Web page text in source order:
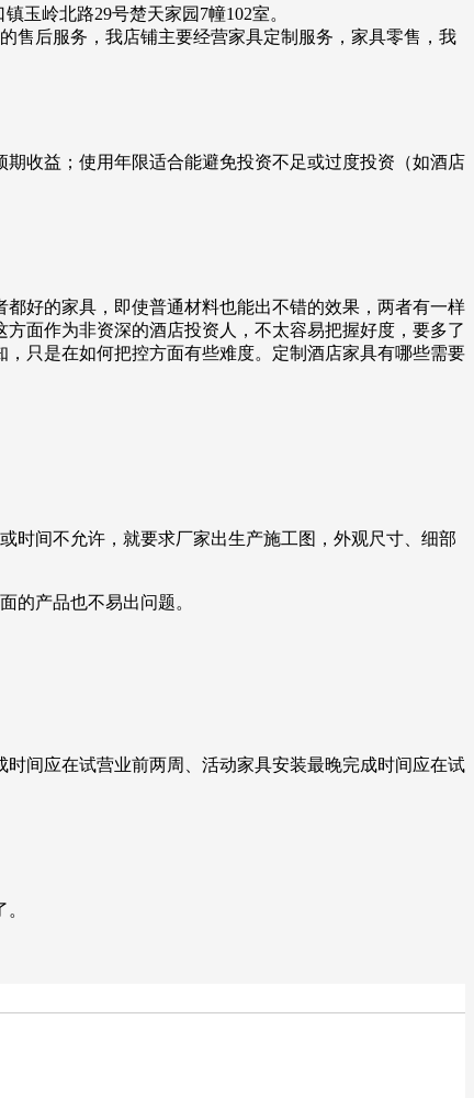
玉岭北路29号楚天家园7幢102室。
售后服务，我店铺主要经营家具定制服务，家具零售，我
收益；使用年限适合能避免投资不足或过度投资（如酒店
好的家具，即使普通材料也能出不错的效果，两者有一样
面作为非资深的酒店投资人，不太容易把握好度，要多了
只是在如何把控方面有些难度。定制酒店家具有哪些需要
时间不允许，就要求厂家出生产施工图，外观尺寸、细部
产品也不易出问题。
间应在试营业前两周、活动家具安装最晚完成时间应在试